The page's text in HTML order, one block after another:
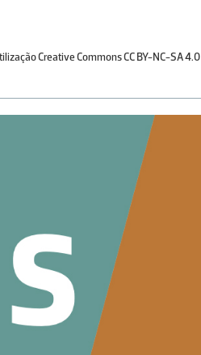
Creative Commons CC BY-NC-SA 4.0